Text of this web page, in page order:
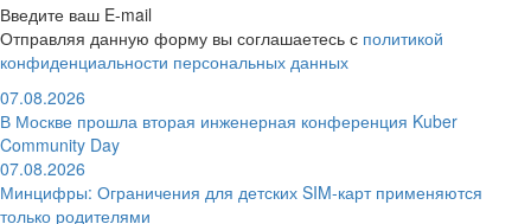
Введите ваш E-mail
Отправляя данную форму вы соглашаетесь с политикой
конфиденциальности персональных данных
07.08.2026
В Москве прошла вторая инженерная конференция Kuber
Community Day
07.08.2026
Минцифры: Ограничения для детских SIM-карт применяются
только родителями